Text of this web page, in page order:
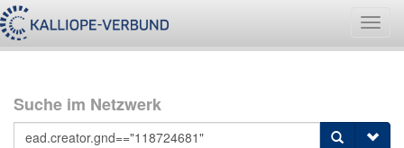
Suche im Netzwerk